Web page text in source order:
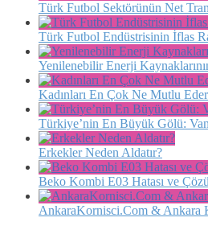
Türk Futbol Sektörünün Net
Türk Futbol Endüstrisinin İflas
Yenilenebilir Enerji
Kadınları En Çok Ne Mutlu
Türkiye’nin En Büyük Gölü:
Erkekler Neden Aldatır?
Beko Kombi E03 Hatası ve
AnkaraKornisci.Com & Ankara